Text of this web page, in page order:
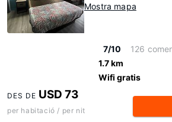
Mostra mapa
7/10
126
1.7 km
Wifi gratis
DES DE USD 73
per habitació / per nit